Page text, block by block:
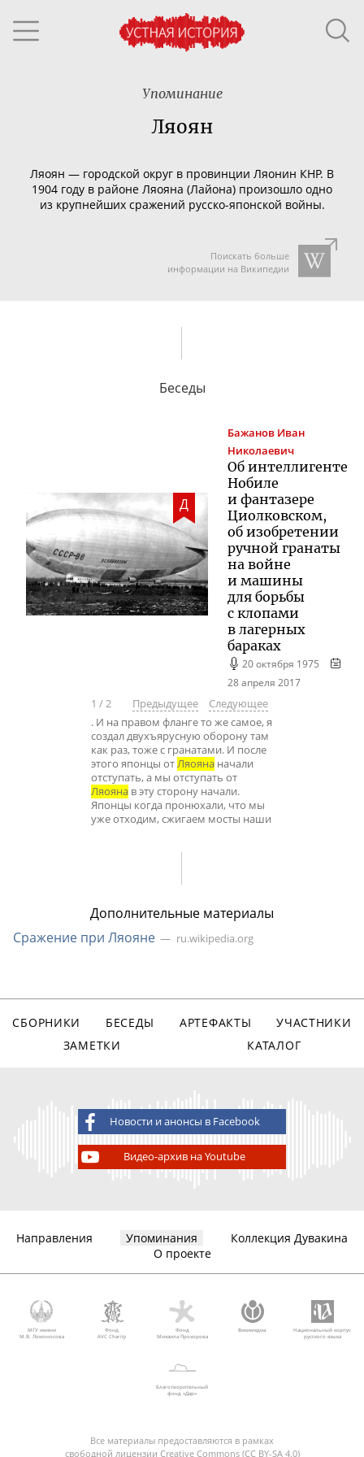
Упоминание
Ляоян
Ляоян — городской округ в провинции Ляонин КНР. В
1904 году в районе Ляояна (Лайона) произошло одно
из крупнейших сражений русско-японской войны.
Поискать больше
информации на Википедии
Беседы
Д
Бажанов Иван
Николаевич
Об интеллигенте
Нобиле
и фантазере
Циолковском,
об изобретении
ручной гранаты
на войне
и машины
для борьбы
с клопами
в лагерных
бараках
20 октября 1975
28 апреля 2017
1 /2 Предыдущее
Следующее
. И на правом фланге то же самое, я
создал двухъярусную оборону там
как раз, тоже с гранатами. И после
этого японцы отЛяояна начали
отступать, а мы отступать от
Ляояна в эту сторону начали.
Японцы когда пронюхали, что мы
уже отходим, сжигаем мосты наши
Дополнительные материалы
Сражение при Ляояне
ru.wikipedia.org
СБОРНИКИ БЕСЕДЫ АРТЕФАКТЫ
УЧАСТНИКИ
ЗАМЕТКИ
КАТАЛОГ
Новости и анонсы в Facebook
Видео-архив на Youtube
Направления Упоминания
Коллекция Дувакина
О проекте
МГУ имени
М.В. Ломоносова
Фонд
AVC Charity
Фонд
Михаила Прохорова
Викимедиа
Национальный корпус
русского языка
Благотворительный
фонд «Дар»
Все материалы предоставляются в рамках
свободной лицензии Creative Commons (CC BY-SA 4.0)